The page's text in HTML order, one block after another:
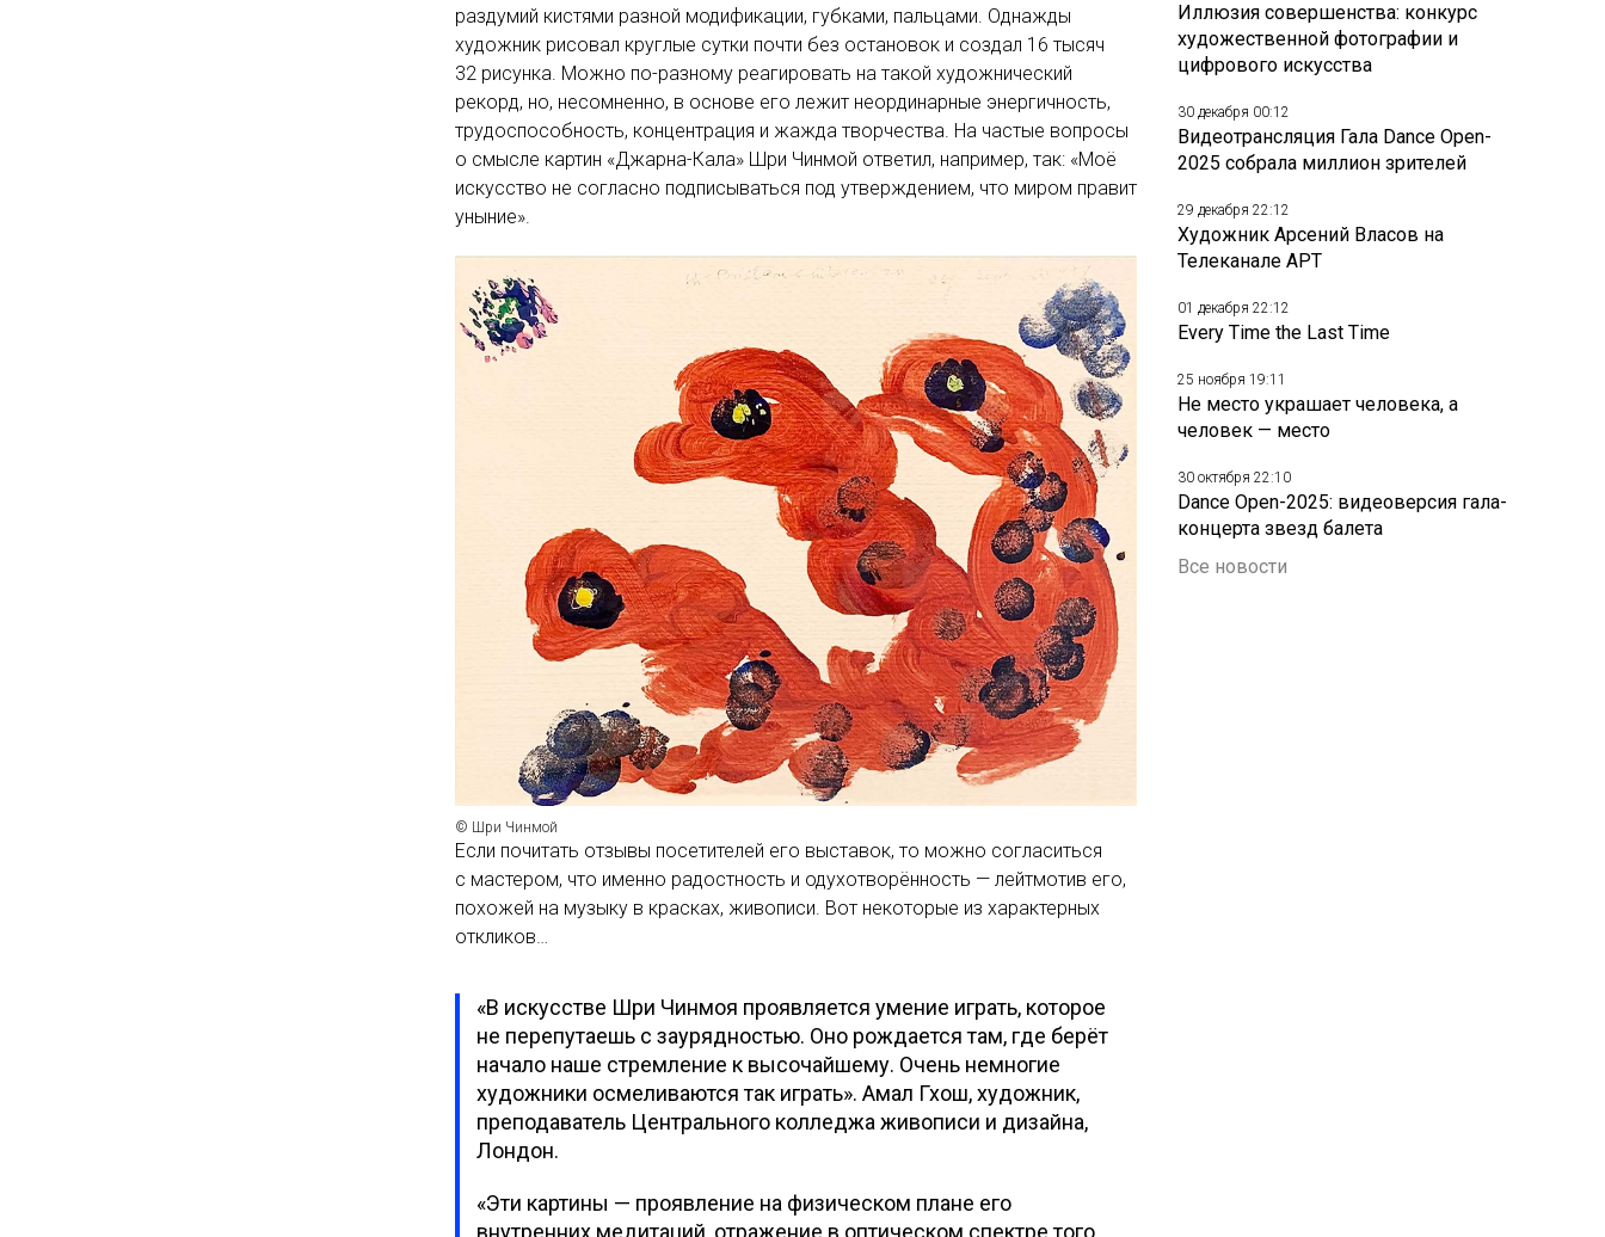
раздумий кистями разной модификации, губками, пальцами. Однажды
художник рисовал круглые сутки почти без остановок и создал 16 тысяч
32 рисунка. Можно по-разному реагировать на такой художнический
рекорд, но, несомненно, в основе его лежит неординарные энергичность,
трудоспособность, концентрация и жажда творчества. На частые вопросы
о смысле картин «Джарна-Кала» Шри Чинмой ответил, например, так: «Моё
искусство не согласно подписываться под утверждением, что миром правит
уныние».
© Шри Чинмой
Если почитать отзывы посетителей его выставок, то можно согласиться
с мастером, что именно радостность и одухотворённость — лейтмотив его,
похожей на музыку в красках, живописи. Вот некоторые из характерных
откликов…
«В искусстве Шри Чинмоя проявляется умение играть, которое
не перепутаешь с заурядностью. Оно рождается там, где берёт
начало наше стремление к высочайшему. Очень немногие
художники осмеливаются так играть». Амал Гхош, художник,
преподаватель Центрального колледжа живописи и дизайна,
Лондон.
«Эти картины — проявление на физическом плане его
внутренних медитаций, отражение в оптическом спектре того,
Иллюзия совершенства: конкурс
художественной фотографии и
цифрового искусства
30 декабря 00:12
Видеотрансляция Гала Dance Open-
2025 собрала миллион зрителей
29 декабря 22:12
Художник Арсений Власов на
Телеканале АРТ
01 декабря 22:12
Every Time the Last Time
25 ноября 19:11
Не место украшает человека, а
человек — место
30 октября 22:10
Dance Open-2025: видеоверсия гала-
концерта звезд балета
Все новости